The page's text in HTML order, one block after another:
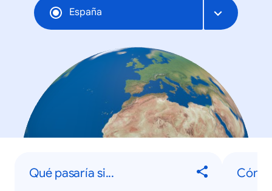
España
Qué pasaría si...
Cómo